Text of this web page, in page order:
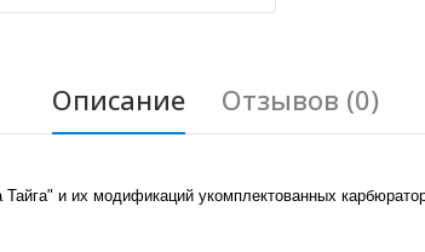
Описание Отзывов (0)
и их модификаций укомплектованных